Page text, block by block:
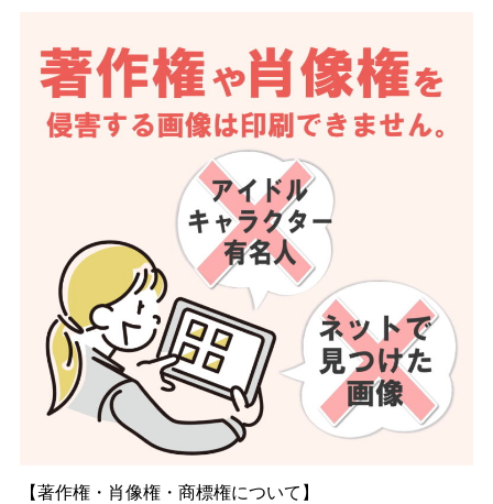
【著作権・肖像権・商標権について】